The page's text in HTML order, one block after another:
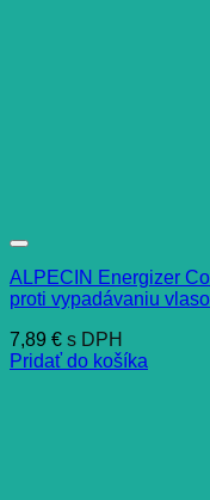
ALPECIN Energizer
proti vypadávaniu
7,89 € s DPH
Pridať do košíka